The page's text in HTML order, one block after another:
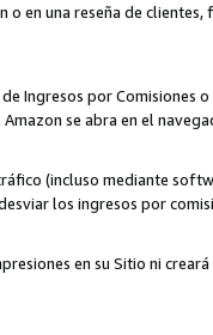
o en una reseña de
Ingresos por
se abra en el
(incluso mediante
los ingresos por
en su Sitio ni